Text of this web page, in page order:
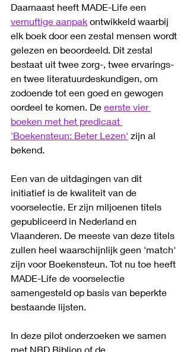
Daarnaast heeft MADE-Life een
vernuftige aanpak ontwikkeld waarbij
elk boek door een zestal mensen wordt
gelezen en beoordeeld. Dit zestal
bestaat uit twee zorg-, twee ervarings-
en twee literatuurdeskundigen, om
zodoende tot een goed en gewogen
oordeel te komen. De eerste vier
boeken met het predicaat
'Boekensteun: Beter Lezen' zijn al
bekend.
Een van de uitdagingen van dit
initiatief is de kwaliteit van de
voorselectie. Er zijn miljoenen titels
gepubliceerd in Nederland en
Vlaanderen. De meeste van deze titels
zullen heel waarschijnlijk geen 'match'
zijn voor Boekensteun. Tot nu toe heeft
MADE-Life de voorselectie
samengesteld op basis van beperkte
bestaande lijsten.
In deze pilot onderzoeken we samen
met NBD Biblion of de